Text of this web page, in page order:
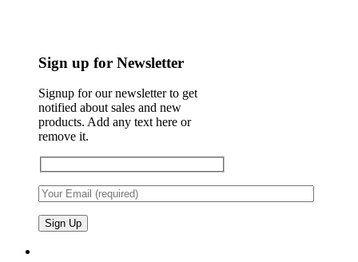
Sign up for Newsletter
Signup for our newsletter to get
notified about sales and new
products. Add any text here or
remove it.